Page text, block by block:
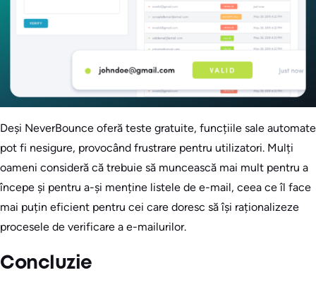
Deși NeverBounce oferă teste gratuite, funcțiile sale automate
pot fi nesigure, provocând frustrare pentru utilizatori. Mulți
oameni consideră că trebuie să muncească mai mult pentru a
începe și pentru a-și menține listele de e-mail, ceea ce îl face
mai puțin eficient pentru cei care doresc să își raționalizeze
procesele de verificare a e-mailurilor.
Concluzie